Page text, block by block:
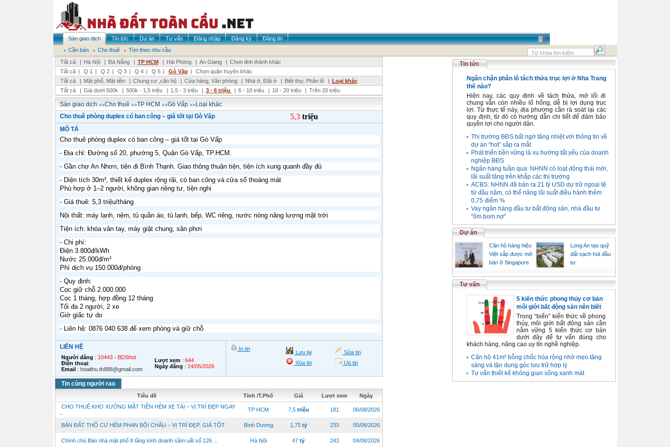
Sàn giao dịch Tin tức Dự án Tư vấn Đăng nhập Đăng ký
Đăng tin
Cần bán
Cho thuê
Tìm theo nhu cầu
Tất cả
| Hà Nội | Đà Nẵng | TP HCM | Hải Phòng | An Giang | Chọn tỉnh thành khác
Tất cả | Q 1 | Q 2 | Q 3 | Q 4 | Q 5 | Gò Vấp |
Chọn quận huyện khác
Tất cả
| Mặt phố, Mặt tiền | Chung cư ,căn hộ | Cửa hàng, Văn phòng | Nhà ở, Đất ở | Biệt thự, Phân lô | Loại khác
Tất cả
| Giá dưới 500k | 500k - 1,5 triệu | 1,5 - 3 triệu | 3 - 6 triệu | 6 - 10 triệu | 10 - 20 triệu | Trên 20 triệu
Sàn giao dịch >>Cho thuê>>TP HCM >>Gò Vấp>>Loại khác
Cho thuê phòng duplex có ban công – giá tốt tại Gò Vấp
5,3 triệu
MÔ TẢ
Cho thuê phòng duplex có ban công – giá tốt tại Gò Vấp
- Địa chỉ: Đường số 20, phường 5, Quận Gò Vấp, TP.HCM.
- Gần chợ An Nhơn, tiện đi Bình Thạnh. Giao thông thuận tiện, tiện ích xung quanh đầy đủ
- Diện tích 30m², thiết kế duplex rộng rãi, có ban công và cửa sổ thoáng mát
Phù hợp ở 1–2 người, không gian riêng tư, tiện nghi
- Giá thuê: 5,3 triệu/tháng
Nội thất: máy lạnh, nệm, tủ quần áo, tủ lạnh, bếp, WC riêng, nước nóng năng lượng mặt trời
Tiện ích: khóa vân tay, máy giặt chung, sân phơi
- Chi phí:
Điện 3.800đ/kWh
Nước 25.000đ/m³
Phí dịch vụ 150.000đ/phòng
- Quy định:
Cọc giữ chỗ 2.000.000
Cọc 1 tháng, hợp đồng 12 tháng
Tối đa 2 người, 2 xe
Giờ giấc tự do
- Liên hệ: 0876 040 638 để xem phòng và giữ chỗ
LIÊN HỆ
Người đăng : 10443 - BDShot
Điện thoại:
Email: hoaithu.th888@gmail.com
Lượt xem: 644
Ngày đăng : 14/05/2026
In tin
Lưu lại
Sửa tin
Xóa tin
Up tin
Tin cùng người rao
Tiêu đề Tỉnh /T.Phố Giá Lượt xem
Ngày
CHO THUÊ KHO XƯỞNG MẶT TIỀN HẺM XE TẢI – VỊ TRÍ ĐẸP NGAY
TP HCM 7,5 triệu 181 06/08/2026
BÁN ĐẤT THỔ CƯ HẺM PHAN BỘI CHÂU – VỊ TRÍ ĐẸP, GIÁ TỐT. Bình Dương 1,75 tỷ 233 05/08/2026
Chính chủ Bán nhà mặt phố 8 tầng kinh doanh sầm uất số 126 ... Hà Nội 47 tỷ 243 04/08/2026
Tin tức
Ngăn chặn phân lô tách thửa trục lợi ở Nha Trang
thế nào?
Hiện nay, các quy định về tách thửa, mở lối đi
chung vẫn còn nhiều lổ hổng, dễ bị lợi dụng trục
lợi. Từ thực tế này, địa phương cần rà soát lại các
quy định, từ đó có hướng dẫn chi tiết để đảm bảo
quyền lợi cho người dân.
Thị trường BĐS bất ngờ tăng nhiệt với thông tin về
dự án “hot” sắp ra mắt
Phát triển bền vững là xu hướng tất yếu của doanh
nghiệp BĐS
Ngân hàng tuần qua: NHNN có loạt động thái mới,
lãi suất tăng trên khắp các thị trường
ACBS: NHNN đã bán ra 21 tỷ USD dự trữ ngoại tệ
từ đầu năm, có thể nâng lãi suất điều hành thêm
0,75 điểm %
Vay ngân hàng đầu tư bất động sản, nhà đầu tư
"ôm bom nợ"
Dự án
Căn hộ hàng hiệu
Việt sắp được mở
bán ở Singapore
Long An tạo quỹ
đất sạch hút đầu
tư
Tư vấn
5 kiến thức phong thủy cơ bản
môi giới bất động sản nên biết
Trong “biển” kiến thức về phong
thủy, môi giới bất động sản cần
nắm vững 5 kiến thức cơ bản
dưới đây để tư vấn đúng cho
khách hàng, nâng cao uy tín nghề nghiệp.
Căn hộ 41m² bỗng chốc hóa rộng nhờ mẹo tăng
sáng và tận dụng góc lưu trữ hợp lý
Tư vấn thiết kế không gian sống xanh mát